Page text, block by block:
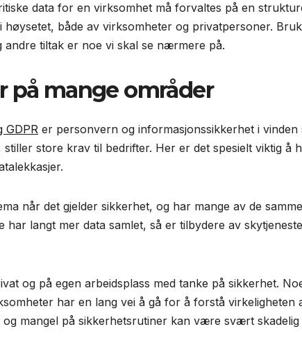
data for en virksomhet må forvaltes på en
både av virksomheter og privatpersoner.
andre tiltak er noe vi skal se nærmere på.
på mange områder
er personvern og informasjonssikkerhet i
store krav til bedrifter. Her er det spesielt viktig
når det gjelder sikkerhet, og har mange av de
har langt mer data samlet, så er tilbydere av
og på egen arbeidsplass med tanke på sikkerhet.
har en lang vei å gå for å forstå
og mangel på sikkerhetsrutiner kan være svært